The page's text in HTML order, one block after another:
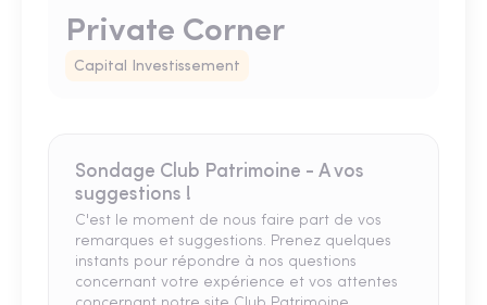
Private Corner
Capital Investissement
Sondage Club Patrimoine - A vos
suggestions !
C'est le moment de nous faire part de vos
remarques et suggestions. Prenez quelques
instants pour répondre à nos questions
concernant votre expérience et vos attentes